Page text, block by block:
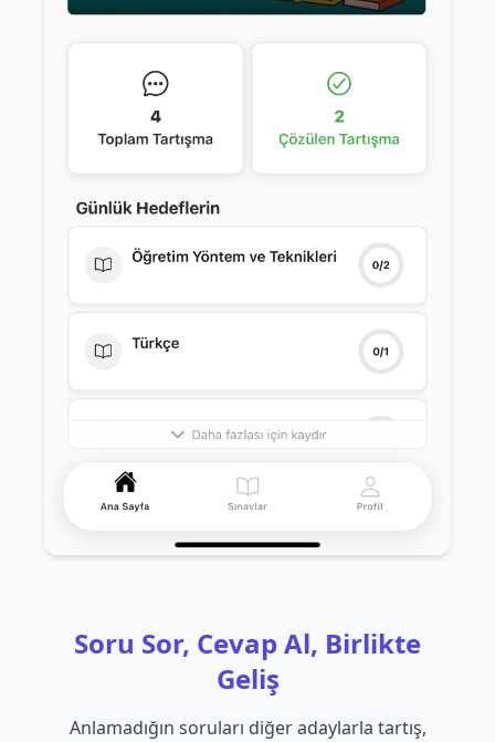
Soru Sor, Cevap Al, Birlikte
Geliş
Anlamadığın soruları diğer adaylarla tartış,